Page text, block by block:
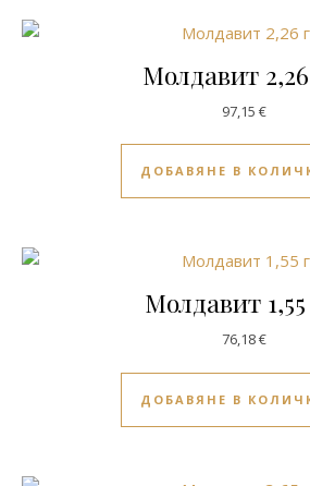
Молдавит
97,15 €
ДОБАВЯНЕ В
Молдавит 1,55
76,18€
ДОБАВЯНЕ В